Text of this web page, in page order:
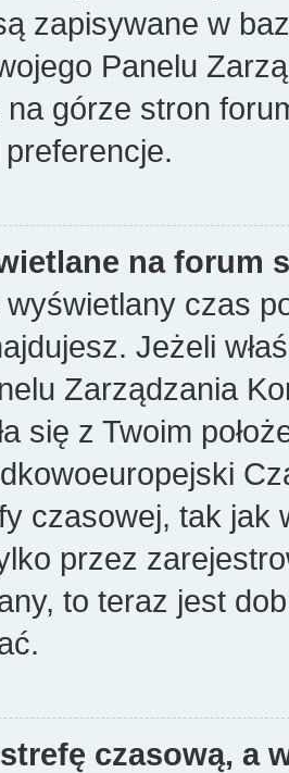
zapisywane w
Panelu
górze stron
na forum
czas
Jeżeli
Zarządzania
się z Twoim
czasowej, tak jak
przez
to teraz jest
czasową, a